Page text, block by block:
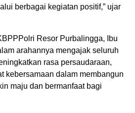
berbagai kegiatan positif,” ujar
Resor Purbalingga, Ibu
arahannya mengajak seluruh
rasa persaudaraan,
kebersamaan dalam membangun
maju dan bermanfaat bagi